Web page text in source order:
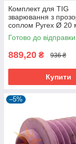
Комплект для TIG
зварювання з
соплом Pyrex Ø 20
пальників WP-18
Готово до відправки
889,20 ₴ 936 ₴
Купити
–5%